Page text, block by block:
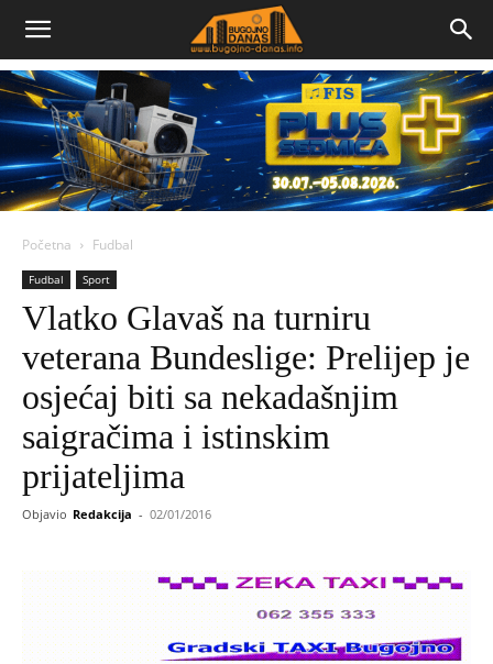
Bugojno
Danas
Početna Fudbal
Fudbal Sport
Vlatko Glavaš na turniru
veterana Bundeslige: Prelijep je
osjećaj biti sa nekadašnjim
saigračima i istinskim
prijateljima
Objavio Redakcija - 02/01/2016